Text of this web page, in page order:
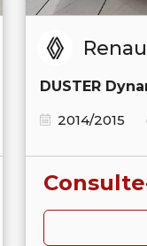
DUSTER
2014/2015